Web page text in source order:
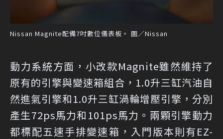
Nissan Magnite配備7吋數位儀表板。 圖／Nissan
動力系統方面，小改款Magnite雖然維持了
原有的引擎與變速箱組合，1.0升三缸汽油自
然進氣引擎和1.0升三缸渦輪增壓引擎，分別
產生72ps馬力和101ps馬力。兩顆引擎動力
都標配五速手排變速箱，入門版本則有EZ-